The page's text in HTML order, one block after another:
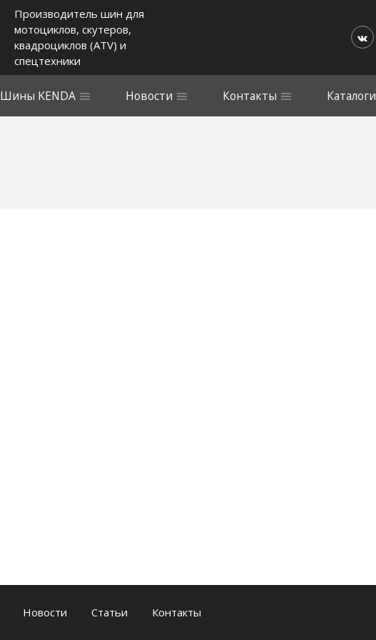
Производитель шин для
мотоциклов, скутеров,
квадроциклов (ATV) и
спецтехники
Шины KENDA Новости Контакты Каталоги
Новости Статьи Контакты